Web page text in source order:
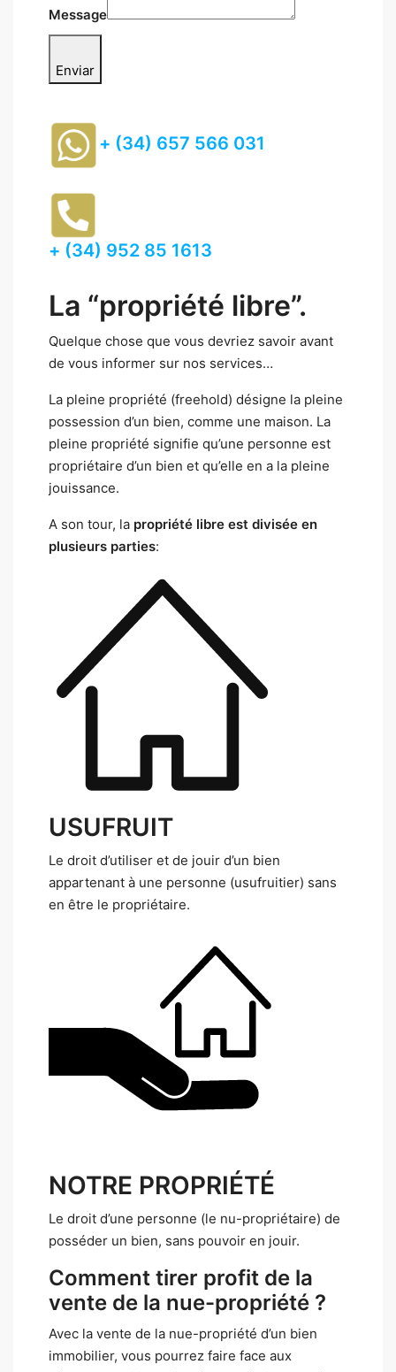
Message
Enviar
+ (34) 657 566 031
+ (34) 952 85 1613
La “propriété libre”.
Quelque chose que vous devriez savoir avant
de vous informer sur nos services…
La pleine propriété (freehold) désigne la pleine
possession d’un bien, comme une maison. La
pleine propriété signifie qu’une personne est
propriétaire d’un bien et qu’elle en a la pleine
jouissance.
A son tour, la propriété libre est divisée en
plusieurs parties:
USUFRUIT
Le droit d’utiliser et de jouir d’un bien
appartenant à une personne (usufruitier) sans
en être le propriétaire.
NOTRE PROPRIÉTÉ
Le droit d’une personne (le nu-propriétaire) de
posséder un bien, sans pouvoir en jouir.
Comment tirer profit de la
vente de la nue-propriété ?
Avec la vente de la nue-propriété d’un bien
immobilier, vous pourrez faire face aux